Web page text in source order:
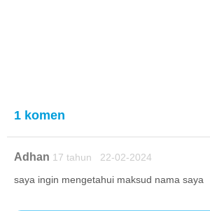
1 komen
Adhan 17 tahun 22-02-2024
saya ingin mengetahui maksud nama saya